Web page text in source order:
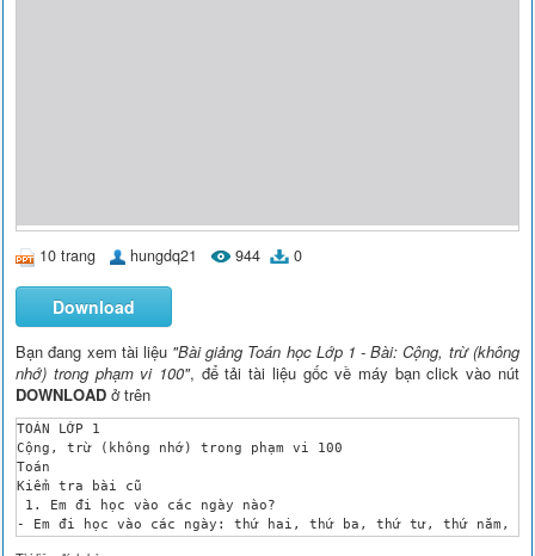
10 trang hungdq21 944 0
Download
Bạn đang xem tài liệu "Bài giảng Toán học Lớp 1 - Bài: Cộng, trừ (không
nhớ) trong phạm vi 100", để tải tài liệu gốc về máy bạn click vào nút
DOWNLOAD ở trên
TOÁN LỚP 1
Cộng, trừ (không nhớ) trong phạm vi 100
Toán
Kiểm tra bài cũ
1. Em đi học vào các ngày nào?
- Em đi học vào các ngày: thứ hai, thứ ba, thứ tư, thứ năm,
2/ Em được nghỉ học vào các ngày nào?